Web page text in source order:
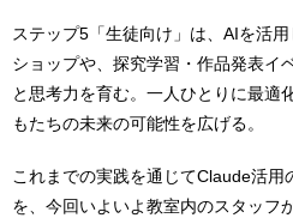
ステップ5「生徒向け」は、AIを活
ショップや、探究学習・作品発表イ
と思考力を育む。一人ひとりに最適
もたちの未来の可能性を広げる。
これまでの実践を通じてClaude活用
を、今回いよいよ教室内のスタッフ